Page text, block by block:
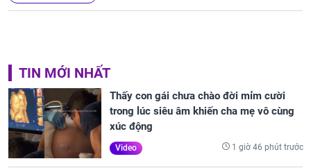
TIN MỚI NHẤT
Thấy con gái chưa chào đời mỉm cười
trong lúc siêu âm khiến cha mẹ vô cùng
xúc động
Video 1 giờ 46 phút trước